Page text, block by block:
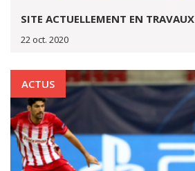
SITE ACTUELLEMENT EN TRAVAUX
22 oct. 2020
ACTUS